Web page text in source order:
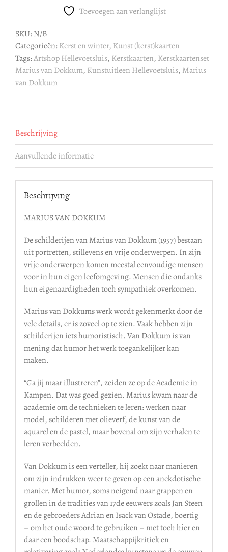
aantal
Toevoegen aan verlanglijst
SKU:N/B
Categorieën:Kerst en winter, Kunst (kerst)kaarten
Tags:Artshop Hellevoetsluis, Kerstkaarten, Kerstkaartenset
Marius van Dokkum, Kunstuitleen Hellevoetsluis, Marius
van Dokkum
Beschrijving
Aanvullende informatie
Beschrijving
MARIUS VAN DOKKUM
De schilderijen van Marius van Dokkum (1957) bestaan
uit portretten, stillevens en vrije onderwerpen. In zijn
vrije onderwerpen komen meestal eenvoudige mensen
voor in hun eigen leefomgeving. Mensen die ondanks
hun eigenaardigheden toch sympathiek overkomen.
Marius van Dokkums werk wordt gekenmerkt door de
vele details, er is zoveel op te zien. Vaak hebben zijn
schilderijen iets humoristisch. Van Dokkum is van
mening dat humor het werk toegankelijker kan
maken.
“Ga jij maar illustreren”, zeiden ze op de Academie in
Kampen. Dat was goed gezien. Marius kwam naar de
academie om de technieken te leren: werken naar
model, schilderen met olieverf, de kunst van de
aquarel en de pastel, maar bovenal om zijn verhalen te
leren verbeelden.
Van Dokkum is een verteller, hij zoekt naar manieren
om zijn indrukken weer te geven op een anekdotische
manier. Met humor, soms neigend naar grappen en
grollen in de tradities van 17de eeuwers zoals Jan Steen
en de gebroeders Adrian en Isack van Ostade, boertig
– om het oude woord te gebruiken – met toch hier en
daar een boodschap. Maatschappijkritiek en